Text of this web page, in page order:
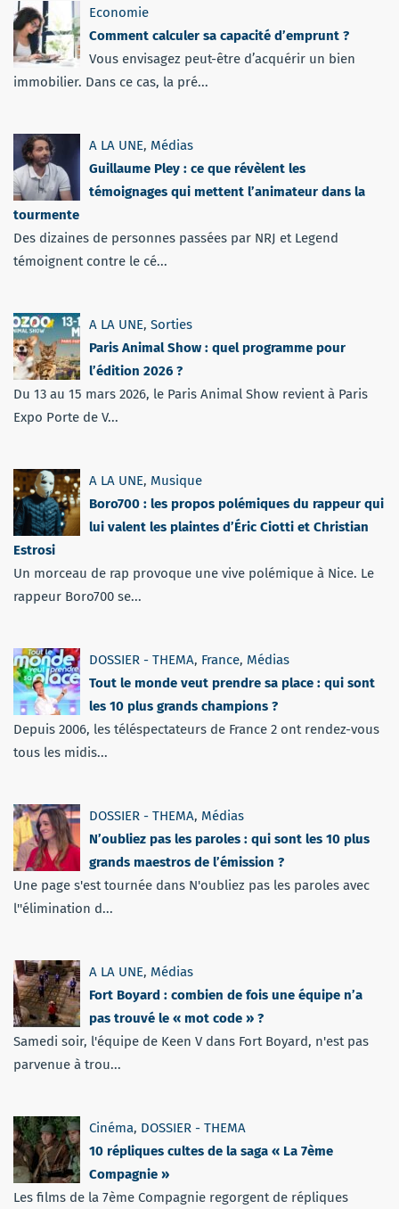
Economie
Comment calculer sa capacité d’emprunt ?
Vous envisagez peut-être d’acquérir un bien
immobilier. Dans ce cas, la pré...
A LA UNE, Médias
Guillaume Pley : ce que révèlent les
témoignages qui mettent l’animateur dans la
tourmente
Des dizaines de personnes passées par NRJ et Legend
témoignent contre le cé...
A LA UNE, Sorties
Paris Animal Show : quel programme pour
l’édition 2026 ?
Du 13 au 15 mars 2026, le Paris Animal Show revient à Paris
Expo Porte de V...
A LA UNE, Musique
Boro700 : les propos polémiques du rappeur qui
lui valent les plaintes d’Éric Ciotti et Christian
Estrosi
Un morceau de rap provoque une vive polémique à Nice. Le
rappeur Boro700 se...
DOSSIER - THEMA, France, Médias
Tout le monde veut prendre sa place : qui sont
les 10 plus grands champions ?
Depuis 2006, les téléspectateurs de France 2 ont rendez-vous
tous les midis...
DOSSIER - THEMA, Médias
N’oubliez pas les paroles : qui sont les 10 plus
grands maestros de l’émission ?
Une page s'est tournée dans N'oubliez pas les paroles avec
l''élimination d...
A LA UNE, Médias
Fort Boyard : combien de fois une équipe n’a
pas trouvé le « mot code » ?
Samedi soir, l'équipe de Keen V dans Fort Boyard, n'est pas
parvenue à trou...
Cinéma, DOSSIER - THEMA
10 répliques cultes de la saga « La 7ème
Compagnie »
Les films de la 7ème Compagnie regorgent de répliques